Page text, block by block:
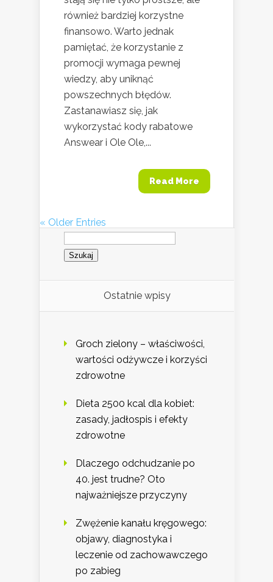
również bardziej korzystne
finansowo. Warto jednak
pamiętać, że korzystanie z
promocji wymaga pewnej
wiedzy, aby uniknąć
powszechnych błędów.
Zastanawiasz się, jak
wykorzystać kody rabatowe
Answear i Ole Ole,...
Read More
« Older Entries
Szukaj:
Ostatnie wpisy
Groch zielony – właściwości,
wartości odżywcze i korzyści
zdrowotne
Dieta 2500 kcal dla kobiet:
zasady, jadłospis i efekty
zdrowotne
Dlaczego odchudzanie po
40. jest trudne? Oto
najważniejsze przyczyny
Zwężenie kanału kręgowego:
objawy, diagnostyka i
leczenie od zachowawczego
po zabieg